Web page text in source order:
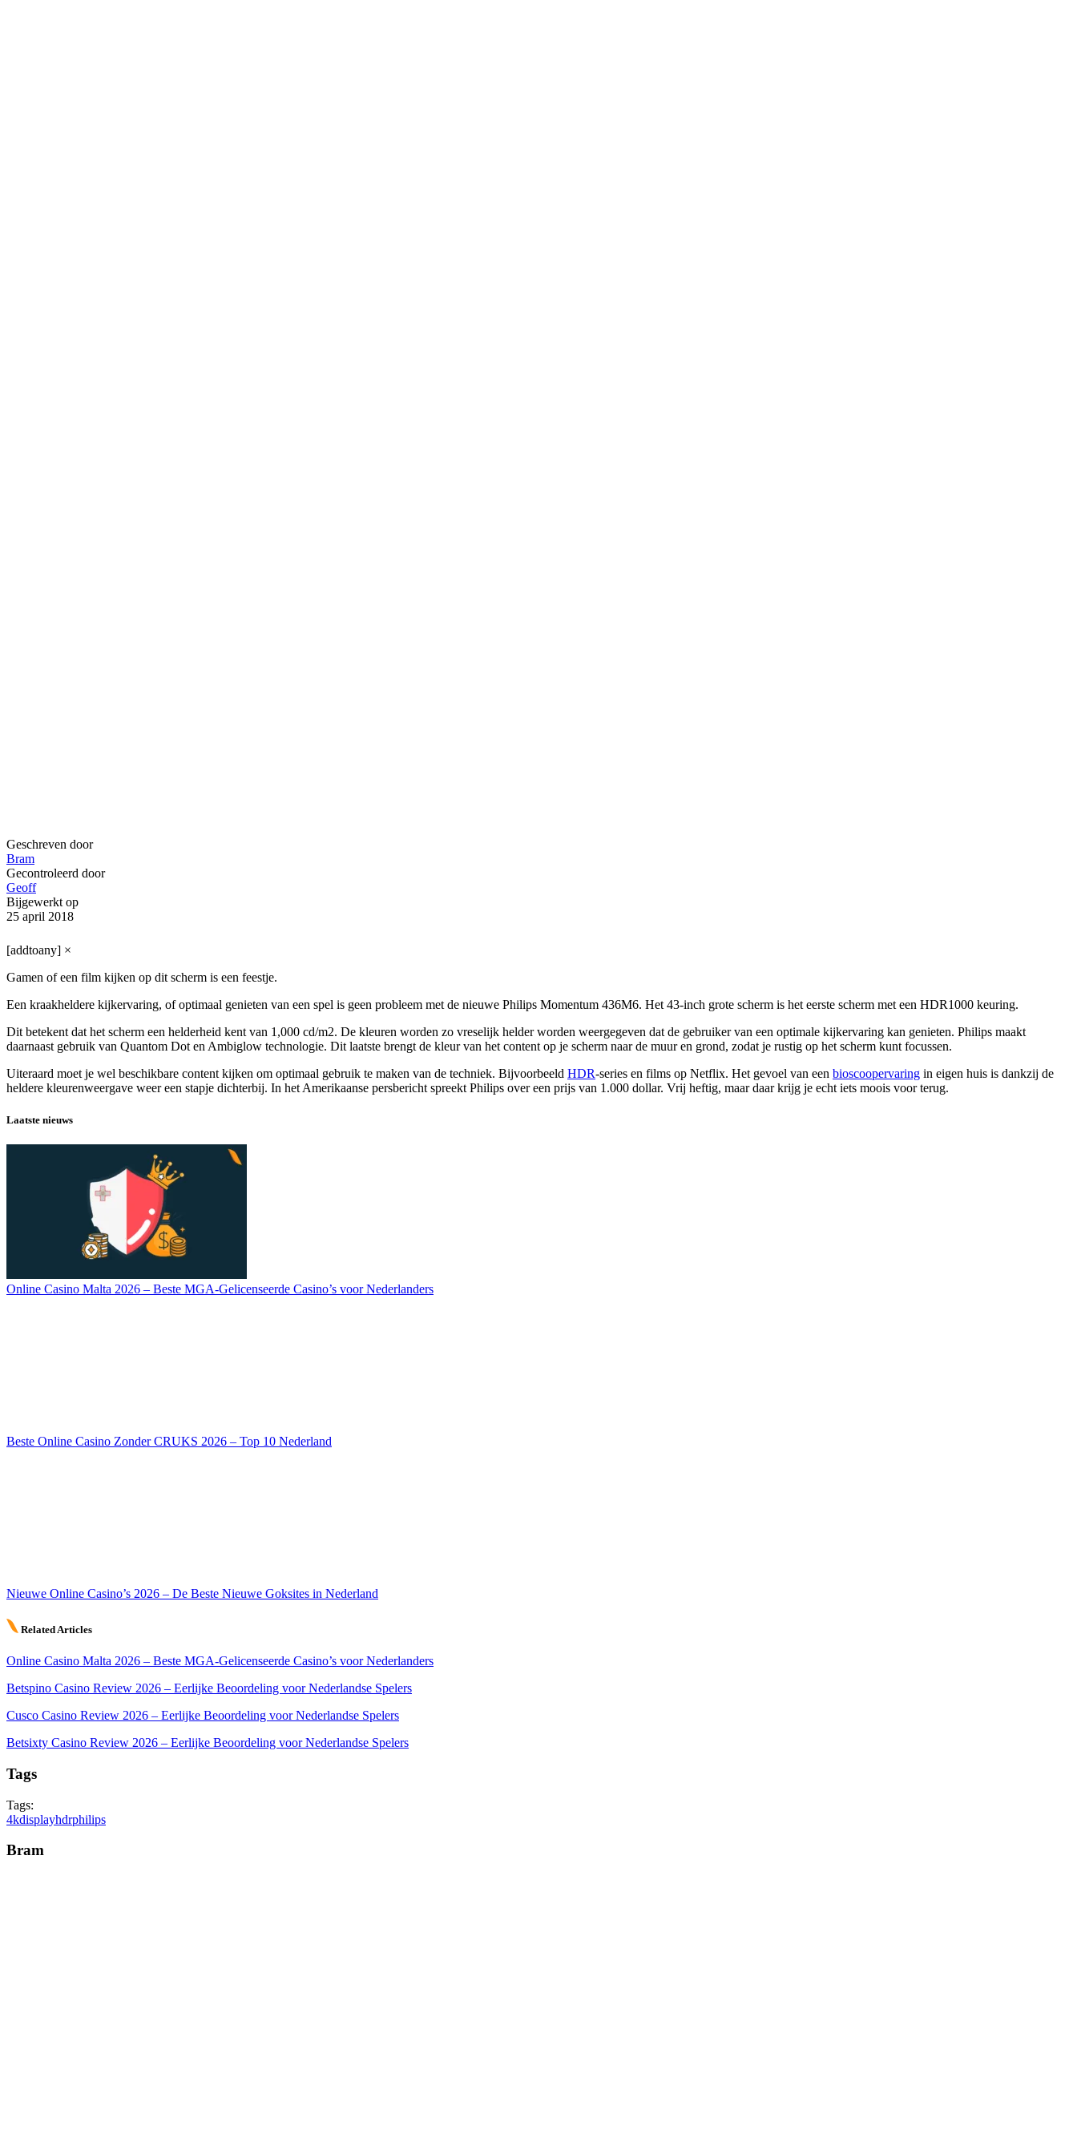
Geschreven door
Bram
Gecontroleerd door
Geoff
Bijgewerkt op
25 april 2018
[addtoany] ×
Gamen of een film kijken op dit scherm is een feestje.
Een kraakheldere kijkervaring, of optimaal genieten van een spel is geen probleem met de nieuwe Philips Momentum 436M6. Het 43-inch grote scherm is het eerste scherm met een HDR1000 keuring.
Dit betekent dat het scherm een helderheid kent van 1,000 cd/m2. De kleuren worden zo vreselijk helder worden weergegeven dat de gebruiker van een optimale kijkervaring kan genieten. Philips maakt
daarnaast gebruik van Quantom Dot en Ambiglow technologie. Dit laatste brengt de kleur van het content op je scherm naar de muur en grond, zodat je rustig op het scherm kunt focussen.
Uiteraard moet je wel beschikbare content kijken om optimaal gebruik te maken van de techniek. Bijvoorbeeld HDR-series en films op Netflix. Het gevoel van een bioscoopervaring in eigen huis is dankzij de
heldere kleurenweergave weer een stapje dichterbij. In het Amerikaanse persbericht spreekt Philips over een prijs van 1.000 dollar. Vrij heftig, maar daar krijg je echt iets moois voor terug.
Laatste nieuws
Online Casino Malta 2026 – Beste MGA-Gelicenseerde Casino’s voor Nederlanders
Beste Online Casino Zonder CRUKS 2026 – Top 10 Nederland
Nieuwe Online Casino’s 2026 – De Beste Nieuwe Goksites in Nederland
Related Articles
Online Casino Malta 2026 – Beste MGA-Gelicenseerde Casino’s voor Nederlanders
Betspino Casino Review 2026 – Eerlijke Beoordeling voor Nederlandse Spelers
Cusco Casino Review 2026 – Eerlijke Beoordeling voor Nederlandse Spelers
Betsixty Casino Review 2026 – Eerlijke Beoordeling voor Nederlandse Spelers
Tags
Tags:
4kdisplayhdrphilips
Bram